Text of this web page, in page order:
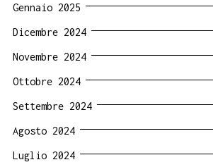
Gennaio 2025
Dicembre 2024
Novembre 2024
Ottobre 2024
Settembre 2024
Agosto 2024
Luglio 2024